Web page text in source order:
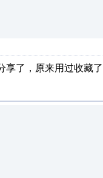
享了，原来用过收藏了